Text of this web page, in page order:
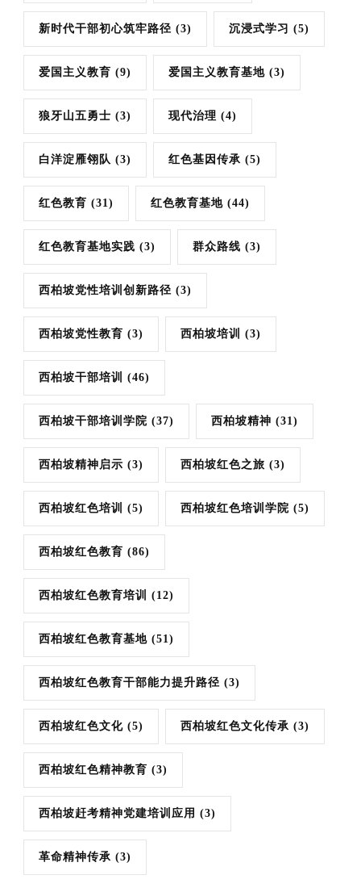
新时代干部初心筑牢路径 (3) 沉浸式学习 (5)
爱国主义教育 (9) 爱国主义教育基地 (3)
狼牙山五勇士 (3) 现代治理 (4)
白洋淀雁翎队 (3) 红色基因传承 (5)
红色教育 (31) 红色教育基地 (44)
红色教育基地实践 (3) 群众路线 (3)
西柏坡党性培训创新路径 (3)
西柏坡党性教育 (3) 西柏坡培训 (3)
西柏坡干部培训 (46)
西柏坡干部培训学院 (37) 西柏坡精神 (31)
西柏坡精神启示 (3) 西柏坡红色之旅 (3)
西柏坡红色培训 (5) 西柏坡红色培训学院 (5)
西柏坡红色教育 (86)
西柏坡红色教育培训 (12)
西柏坡红色教育基地 (51)
西柏坡红色教育干部能力提升路径 (3)
西柏坡红色文化 (5) 西柏坡红色文化传承 (3)
西柏坡红色精神教育 (3)
西柏坡赶考精神党建培训应用 (3)
革命精神传承 (3)